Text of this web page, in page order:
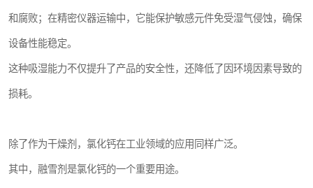
和腐败；在精密仪器运输中，它能保护敏感元件免受湿气侵蚀，确保
设备性能稳定。
这种吸湿能力不仅提升了产品的安全性，还降低了因环境因素导致的
损耗。
除了作为干燥剂，氯化钙在工业领域的应用同样广泛。
其中，融雪剂是氯化钙的一个重要用途。